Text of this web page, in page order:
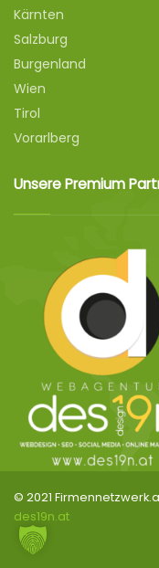
Kärnten
Salzburg
Burgenland
Wien
Tirol
Vorarlberg
Unsere Premium
© 2021
des19n.at